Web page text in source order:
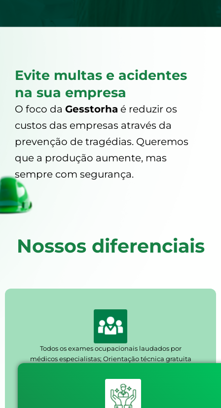
Evite multas e acidentes
na sua empresa
O foco da Gesstorha é reduzir os
custos das empresas através da
prevenção de tragédias. Queremos
que a produção aumente, mas
sempre com segurança.
Nossos diferenciais
Todos os exames ocupacionais laudados por
médicos especialistas; Orientação técnica gratuita